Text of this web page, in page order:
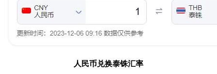
人民币兑换泰铢汇率